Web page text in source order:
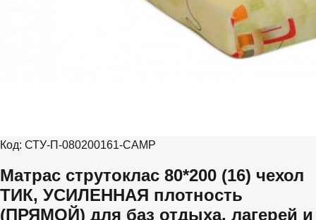
Код: СТУ-П-080200161-CAMP
Матрас струтоклас 80*200 (16) чехол
ТИК, УСИЛЕННАЯ плотность
(ПРЯМОЙ) для баз отдыха, лагерей и